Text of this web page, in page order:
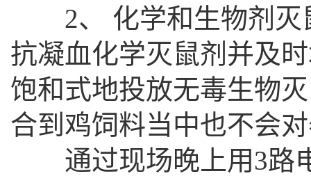
2、 化学和生物剂灭
抗凝血化学灭鼠剂并及
饱和式地投放无毒生物
合到鸡饲料当中也不会
通过现场晚上用3路电